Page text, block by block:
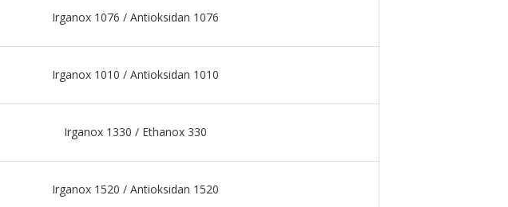
Irganox 1076 / Antioksidan 1076
Irganox 1010 / Antioksidan 1010
Irganox 1330 / Ethanox 330
Irganox 1520 / Antioksidan 1520